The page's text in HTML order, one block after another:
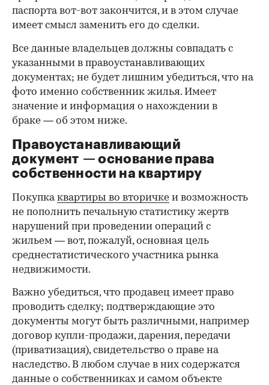
паспорта вот-вот закончится, и в этом случае
имеет смысл заменить его до сделки.
00:00 / 00:00
Все данные владельцев должны совпадать с
указанными в правоустанавливающих
документах; не будет лишним убедиться, что на
фото именно собственник жилья. Имеет
значение и информация о нахождении в
браке — об этом ниже.
Правоустанавливающий
документ — основание права
собственности на квартиру
Покупкаквартиры во вторичке и возможность
не пополнить печальную статистику жертв
нарушений при проведении операций с
жильем — вот, пожалуй, основная цель
среднестатистического участника рынка
недвижимости.
Важно убедиться, что продавец имеет право
проводить сделку; подтверждающие это
документы могут быть различными, например
договор купли-продажи, дарения, передачи
(приватизация), свидетельство о праве на
наследство. В любом случае в них содержатся
данные о собственниках и самом объекте